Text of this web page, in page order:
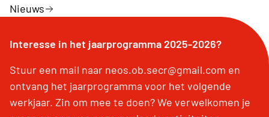
Nieuws
Interesse in het jaarprogramma 2025-2026?
Stuur een mail naar neos.ob.secr@gmail.com en
ontvang het jaarprogramma voor het volgende
werkjaar. Zin om mee te doen? We verwelkomen je